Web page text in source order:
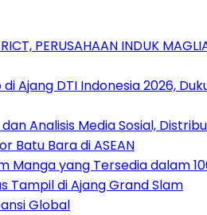
PERUSAHAAN INDUK
Ajang DTI Indonesia 2026,
Analisis Media Sosial,
Batu Bara di ASEAN
Manga yang Tersedia dalam
Tampil di Ajang Grand Slam
Global